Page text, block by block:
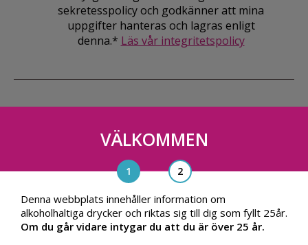
sekretesspolicy och godkänner att mina
uppgifter hanteras och lagras enligt
denna.* Läs vår integritetspolicy
Vinguiden Nordic AB
Blasieholmsgatan 4A, 111 48, Stockholm
info@vinguiden.com
VÄLKOMMEN
Denna webbplats innehåller information om
alkoholhaltiga drycker och riktas sig till dig som fyllt 25år.
Om du går vidare intygar du att du är över 25 år.